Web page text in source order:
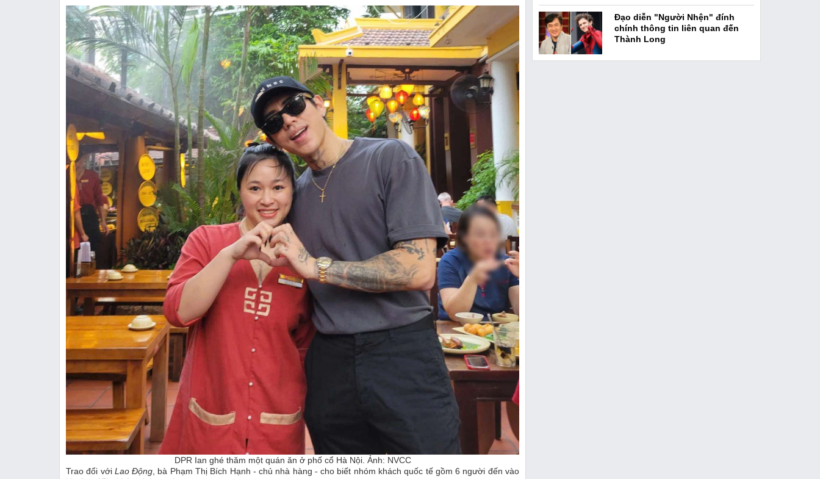
DPR Ian ghé thăm một quán ăn ở phố cổ Hà Nội. Ảnh: NVCC
Trao đổi với Lao Động , bà Phạm Thị Bích Hạnh - chủ nhà hàng - cho biết nhóm khách quốc tế gồm 6 người đến vào
Đạo diễn "Người Nhện" đính
chính thông tin liên quan đến
Thành Long